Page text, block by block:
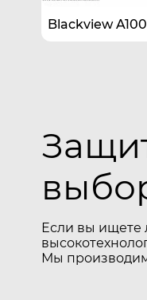
Blackview A100
Если вы ищете
Мы